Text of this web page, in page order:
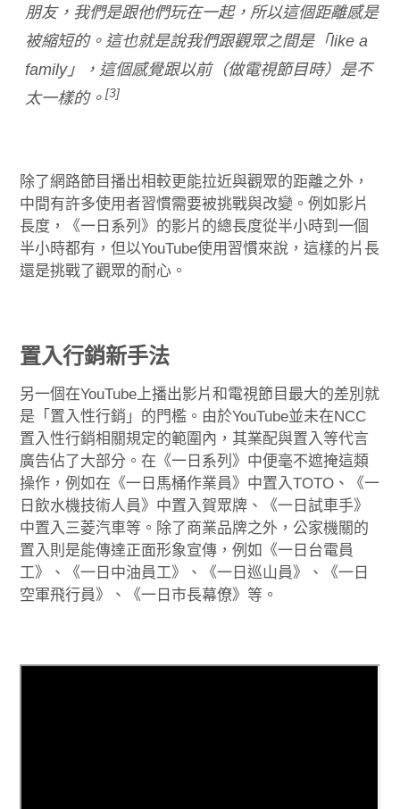
朋友，我們是跟他們玩在一起，所以這個距離感是
被縮短的。這也就是說我們跟觀眾之間是「like a
family」，這個感覺跟以前（做電視節目時）是不
太一樣的。[3]
除了網路節目播出相較更能拉近與觀眾的距離之外，
中間有許多使用者習慣需要被挑戰與改變。例如影片
長度，《一日系列》的影片的總長度從半小時到一個
半小時都有，但以YouTube使用習慣來說，這樣的片長
還是挑戰了觀眾的耐心。
置入行銷新手法
另一個在YouTube上播出影片和電視節目最大的差別就
是「置入性行銷」的門檻。由於YouTube並未在NCC
置入性行銷相關規定的範圍內，其業配與置入等代言
廣告佔了大部分。在《一日系列》中便毫不遮掩這類
操作，例如在《一日馬桶作業員》中置入TOTO、《一
日飲水機技術人員》中置入賀眾牌、《一日試車手》
中置入三菱汽車等。除了商業品牌之外，公家機關的
置入則是能傳達正面形象宣傳，例如《一日台電員
工》、《一日中油員工》、《一日巡山員》、《一日
空軍飛行員》、《一日市長幕僚》等。